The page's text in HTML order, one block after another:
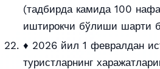
(тадбирда камида 100
иштирокчи бўлиши шарти
♦ 2026 йил 1 февралдан
туристларнинг